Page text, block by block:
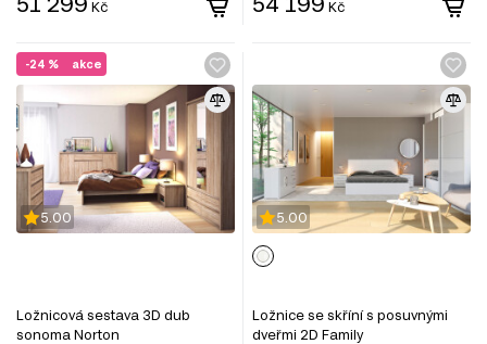
Kč Kč
akce
-24 %
5.00
Ložnicová sestava 3D dub
sonoma Norton
5.00
Ložnice se skříní s posuvnými
dveřmi 2D Family